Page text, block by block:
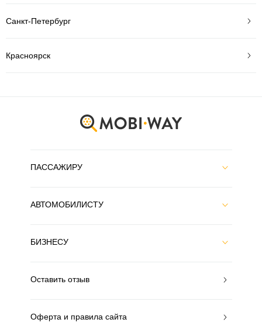
Санкт-Петербург
Красноярск
ПАССАЖИРУ
АВТОМОБИЛИСТУ
БИЗНЕСУ
Оставить отзыв
Оферта и правила сайта